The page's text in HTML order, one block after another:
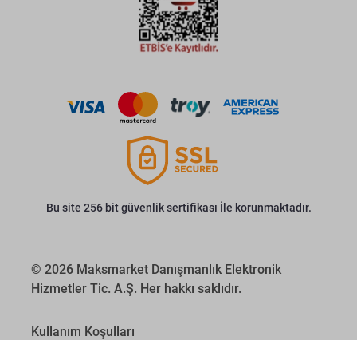
Bu site 256 bit güvenlik sertifikası İle korunmaktadır.
© 2026 Maksmarket Danışmanlık Elektronik
Hizmetler Tic. A.Ş. Her hakkı saklıdır.
Kullanım Koşulları